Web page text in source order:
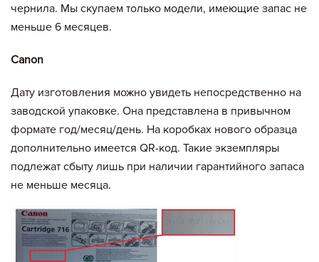
чернила. Мы скупаем только модели, имеющие запас не
меньше 6 месяцев.
Canon
Дату изготовления можно увидеть непосредственно на
заводской упаковке. Она представлена в привычном
формате год/месяц/день. На коробках нового образца
дополнительно имеется QR-код. Такие экземпляры
подлежат сбыту лишь при наличии гарантийного запаса
не меньше месяца.